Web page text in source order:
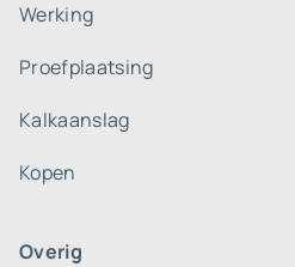
Werking
Proefplaatsing
Kalkaanslag
Kopen
Overig